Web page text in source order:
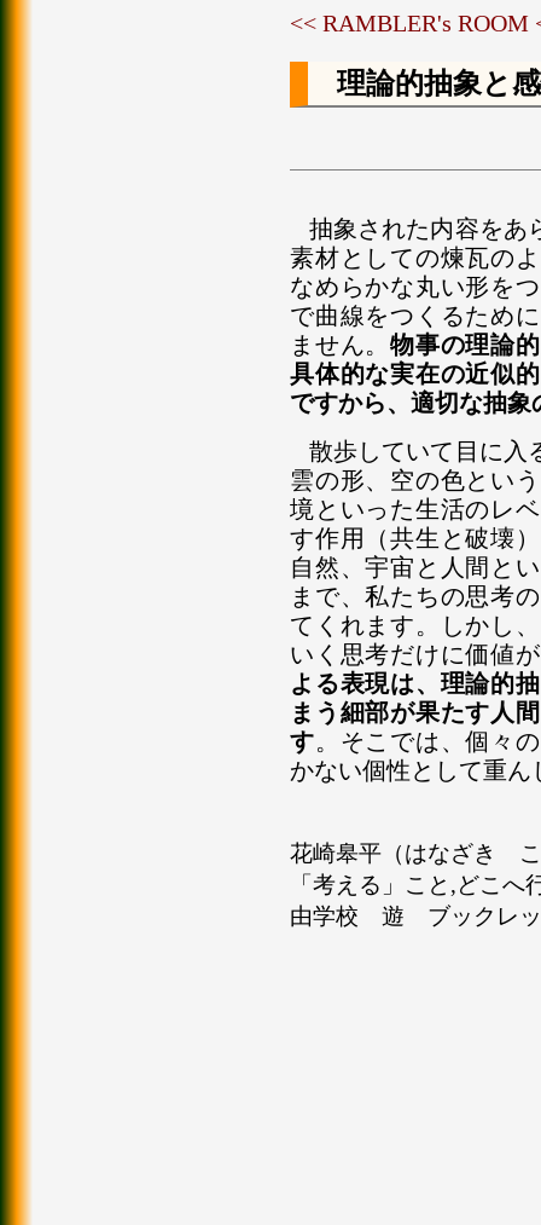
<< RAMBLER's ROOM
理論的抽象と
抽象された内容をあ
素材としての煉瓦の
なめらかな丸い形を
で曲線をつくるため
ません。物事の理論
具体的な実在の近似
ですから、適切な抽
散歩していて目に入
雲の形、空の色とい
境といった生活のレ
す作用（共生と破壊
自然、宇宙と人間と
まで、私たちの思考
てくれます。しかし
いく思考だけに価値
よる表現は、理論的
まう細部が果たす人
す。そこでは、個々
かない個性として重ん
花崎皋平（はなざき
「考える」こと,どこへ
由学校 遊 ブックレ